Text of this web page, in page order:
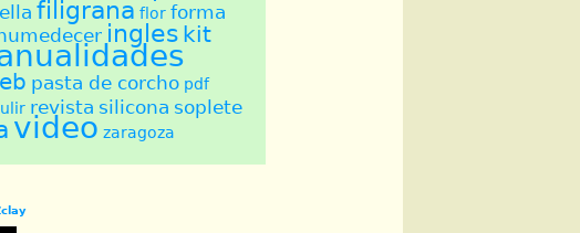
filigrana flor forma
humedecer ingles kit
pasta de corcho pdf
revista silicona soplete
video zaragoza